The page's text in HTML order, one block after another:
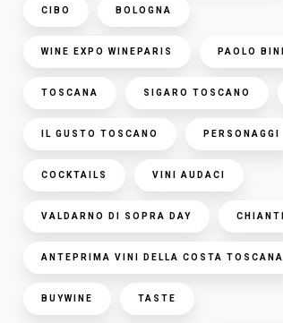
CIBO BOLOGNA
WINE EXPO WINEPARIS PAOLO BINI
TOSCANA SIGARO TOSCANO
IL GUSTO TOSCANO PERSONAGGI
COCKTAILS VINI AUDACI
VALDARNO DI SOPRA DAY CHIANTI
ANTEPRIMA VINI DELLA COSTA TOSCANA
BUYWINE TASTE